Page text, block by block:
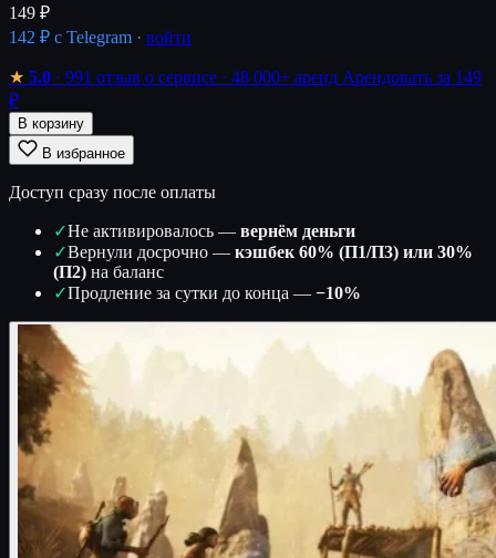
149 ₽
142 ₽ с Telegram · войти
★ 5.0 · 991 отзыв о сервисе · 48 000+ аренд Арендовать за 149
₽
В корзину
В избранное
Доступ сразу после оплаты
✓Не активировалось — вернём деньги
✓Вернули досрочно — кэшбек 60% (П1/П3) или 30%
(П2) на баланс
✓Продление за сутки до конца — −10%